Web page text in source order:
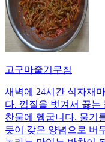
고구마줄기무침
새벽에 24시간 식자재
다. 껍질을 벗겨서 끓는
찬물에 헹굽니다. 물기
듯이 갖은 양념으로 버